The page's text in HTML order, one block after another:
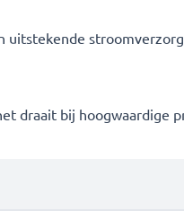
uitstekende
draait bij hoogwaardige